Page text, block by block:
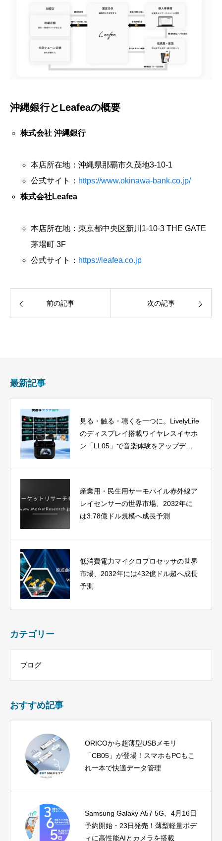
沖縄銀行とLeafeaの概要
株式会社 沖縄銀行
本店所在地：沖縄県那覇市久茂地3-10-1
公式サイト： https://www.okinawa-bank.co.jp/
株式会社Leafea
本店所在地：東京都中央区新川1-10-3 THE GATE
茅場町 3F
公式サイト： https://leafea.co.jp
前の記事 次の記事
最新記事
見る・触る・聴くを一つに。LivelyLife
のディスプレイ搭載ワイヤレスイヤホ
ン「LL05」で音楽体験をアップデー
産業用・民生用サーモパイル赤外線ア
レイセンサーの世界市場、2032年に
は3.78億ドル規模へ成長予測
低消費電力マイクロプロセッサの世界
市場、2032年には432億ドル超へ成長
予測
カテゴリー
ブログ
おすすめ記事
ORICOから超薄型USBメモリ
「CB05」が登場！スマホもPCもこ
れ一本で快適データ管理
Samsung Galaxy A57 5G、4月16日
予約開始・23日発売！薄型軽量ボデ
ィに高性能AIとカメラを搭載